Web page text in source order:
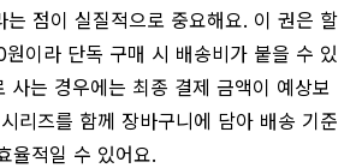
는 점이 실질적으로 중요해요. 이 권은 할
이라 단독 구매 시 배송비가 붙을 수 있
사는 경우에는 최종 결제 금액이 예상보
리즈를 함께 장바구니에 담아 배송 기준
율적일 수 있어요.